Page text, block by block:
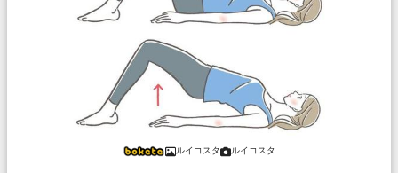
ルイコスタ ルイコスタ